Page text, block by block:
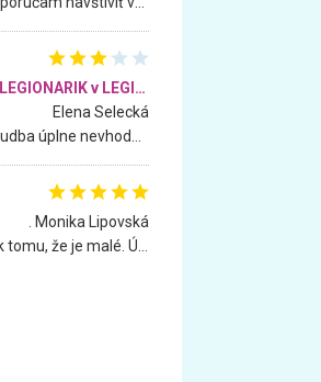
Vnútorné detské ihrisko LEGIONARIK v LEGIA Fitness
Elena Selecká
. Monika Lipovská